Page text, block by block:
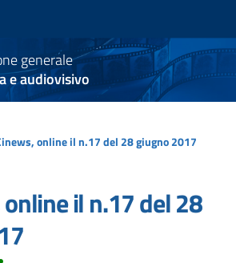
generale
e audiovisivo
online il n.17 del 28 giugno 2017
il n.17 del 28